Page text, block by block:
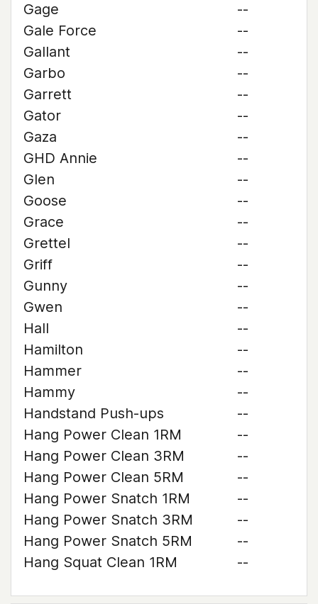
Gage
--
Gale Force
--
Gallant
--
Garbo
--
Garrett
--
Gator
--
Gaza
--
GHD Annie
--
Glen
--
Goose
--
Grace
--
Grettel
--
Griff
--
Gunny
--
Gwen
--
Hall
--
Hamilton
--
Hammer
--
Hammy
--
Handstand Push-ups
--
Hang Power Clean 1RM
--
Hang Power Clean 3RM
--
Hang Power Clean 5RM
--
Hang Power Snatch 1RM
--
Hang Power Snatch 3RM
--
Hang Power Snatch 5RM
--
Hang Squat Clean 1RM
--